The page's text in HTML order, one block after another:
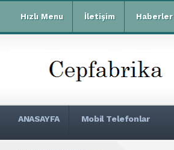
Hızlı Menu İletişim Haberler
ANASAYFA Mobil Telefonlar